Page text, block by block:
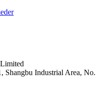
Industrial Area,